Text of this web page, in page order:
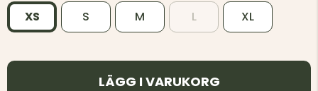
XS S M L XL
LÄGG I VARUKORG